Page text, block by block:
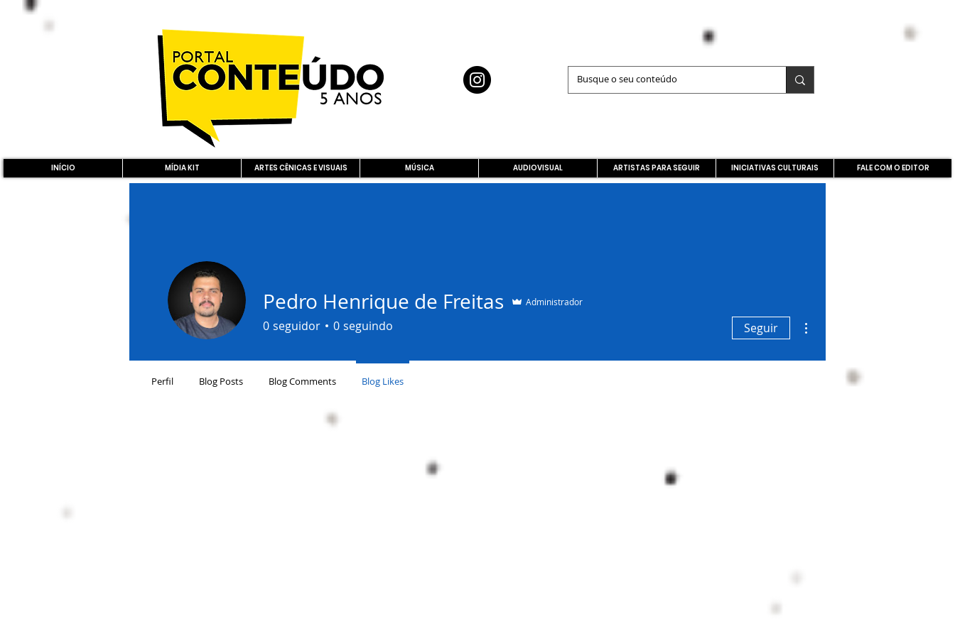
INÍCIO MÍDIA KIT ARTES CÊNICAS E VISUAIS MÚSICA AUDIOVISUAL ARTISTAS PARA SEGUIR INICIATIVAS CULTURAIS FALE COM O EDITOR
Pedro Henrique de Freitas Administrador
0 seguidor 0 seguindo Seguir
Perfil Blog Posts Blog Comments Blog Likes